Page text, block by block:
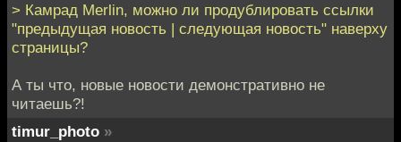
> Камрад Merlin, можно ли продублировать ссылки
"предыдущая новость | следующая новость" наверху
страницы?
А ты что, новые новости демонстративно не
читаешь?!
timur_photo »